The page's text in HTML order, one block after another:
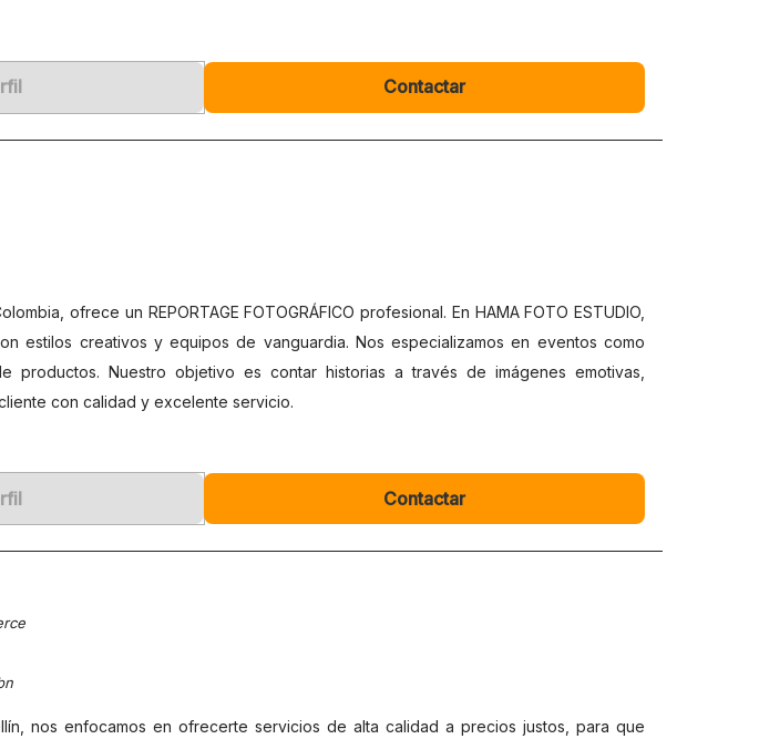
Contactar
ofrece un REPORTAGE FOTOGRÁFICO profesional. En HAMA FOTO ESTUDIO,
estilos creativos y equipos de vanguardia. Nos especializamos en eventos como
productos. Nuestro objetivo es contar historias a través de imágenes emotivas,
con calidad y excelente servicio.
Contactar
nos enfocamos en ofrecerte servicios de alta calidad a precios justos, para que